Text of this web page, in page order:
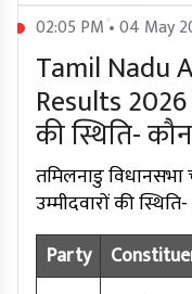
02:05 PM • 04 May
Tamil Nadu
Results 2026
की स्थिति-
तमिलनाडु
उम्मीदवारों की
Party